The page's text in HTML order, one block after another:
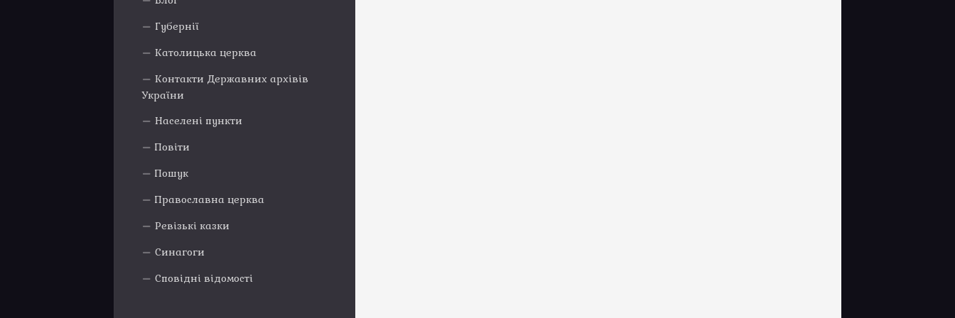
Губернії
Католицька церква
Контакти Державних архівів
України
Населені пункти
Повіти
Пошук
Православна церква
Ревізькі казки
Синагоги
Сповідні відомості